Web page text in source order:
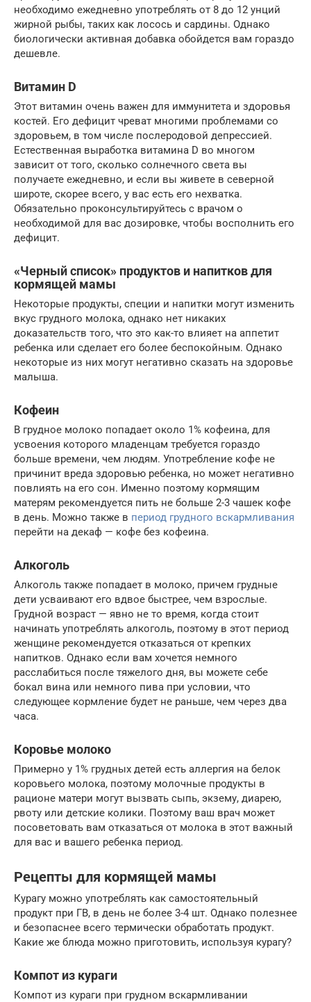
необходимо ежедневно употреблять от 8 до 12 унций
жирной рыбы, таких как лосось и сардины. Однако
биологически активная добавка обойдется вам гораздо
дешевле.
Витамин D
Этот витамин очень важен для иммунитета и здоровья
костей. Его дефицит чреват многими проблемами со
здоровьем, в том числе послеродовой депрессией.
Естественная выработка витамина D во многом
зависит от того, сколько солнечного света вы
получаете ежедневно, и если вы живете в северной
широте, скорее всего, у вас есть его нехватка.
Обязательно проконсультируйтесь с врачом о
необходимой для вас дозировке, чтобы восполнить его
дефицит.
«Черный список» продуктов и напитков для
кормящей мамы
Некоторые продукты, специи и напитки могут изменить
вкус грудного молока, однако нет никаких
доказательств того, что это как-то влияет на аппетит
ребенка или сделает его более беспокойным. Однако
некоторые из них могут негативно сказать на здоровье
малыша.
Кофеин
В грудное молоко попадает около 1% кофеина, для
усвоения которого младенцам требуется гораздо
больше времени, чем людям. Употребление кофе не
причинит вреда здоровью ребенка, но может негативно
повлиять на его сон. Именно поэтому кормящим
матерям рекомендуется пить не больше 2-3 чашек кофе
в день. Можно также в период грудного вскармливания
перейти на декаф — кофе без кофеина.
Алкоголь
Алкоголь также попадает в молоко, причем грудные
дети усваивают его вдвое быстрее, чем взрослые.
Грудной возраст — явно не то время, когда стоит
начинать употреблять алкоголь, поэтому в этот период
женщине рекомендуется отказаться от крепких
напитков. Однако если вам хочется немного
расслабиться после тяжелого дня, вы можете себе
бокал вина или немного пива при условии, что
следующее кормление будет не раньше, чем через два
часа.
Коровье молоко
Примерно у 1% грудных детей есть аллергия на белок
коровьего молока, поэтому молочные продукты в
рационе матери могут вызвать сыпь, экзему, диарею,
рвоту или детские колики. Поэтому ваш врач может
посоветовать вам отказаться от молока в этот важный
для вас и вашего ребенка период.
Рецепты для кормящей мамы
Курагу можно употреблять как самостоятельный
продукт при ГВ, в день не более 3-4 шт. Однако полезнее
и безопаснее всего термически обработать продукт.
Какие же блюда можно приготовить, используя курагу?
Компот из кураги
Компот из кураги при грудном вскармливании